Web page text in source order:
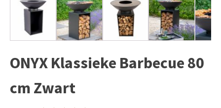
ONYX Klassieke Barbecue 80
cm Zwart